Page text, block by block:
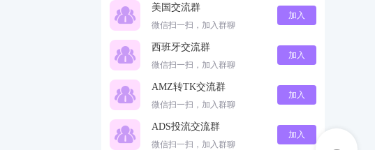
美国交流群
微信扫一扫，加入群聊
加入
西班牙交流群
微信扫一扫，加入群聊
加入
AMZ转TK交流群
微信扫一扫，加入群聊
加入
ADS投流交流群
微信扫一扫，加入群聊
加入